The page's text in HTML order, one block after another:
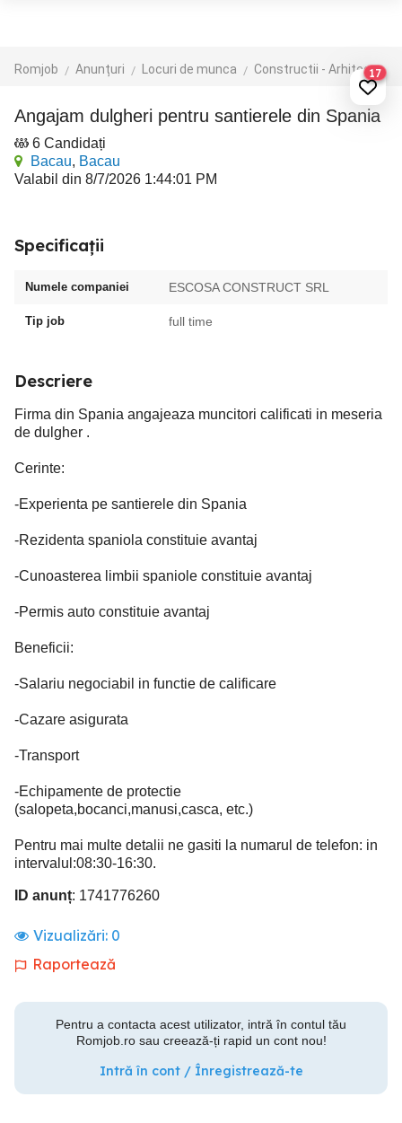
Romjob Anunțuri Locuri de munca Constructii - Arhitectura - Design17
Angajam dulgheri pentru santierele din Spania
6 Candidați
Bacau, Bacau
Valabil din 8/7/2026 1:44:01 PM
Specificații
Numele companiei ESCOSA CONSTRUCT SRL
Tip job full time
Descriere
Firma din Spania angajeaza muncitori calificati in meseria
de dulgher .
Cerinte:
-Experienta pe santierele din Spania
-Rezidenta spaniola constituie avantaj
-Cunoasterea limbii spaniole constituie avantaj
-Permis auto constituie avantaj
Beneficii:
-Salariu negociabil in functie de calificare
-Cazare asigurata
-Transport
-Echipamente de protectie
(salopeta,bocanci,manusi,casca, etc.)
Pentru mai multe detalii ne gasiti la numarul de telefon: in
intervalul:08:30-16:30.
ID anunț: 1741776260
Vizualizări: 0
Raportează
Pentru a contacta acest utilizator, intră în contul tău
Romjob.ro sau creează-ți rapid un cont nou!
Intră în cont / Înregistrează-te